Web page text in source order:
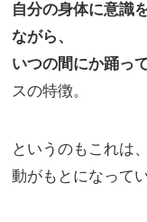
自分の身体に意識
ながら、
いつの間にか踊っ
スの特徴。
というのもこれは、
動がもとになって